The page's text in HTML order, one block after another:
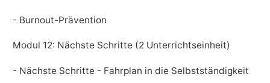
- Burnout-Prävention
Modul 12: Nächste Schritte (2 Unterrichtseinheit)
- Nächste Schritte - Fahrplan in die Selbstständigkeit